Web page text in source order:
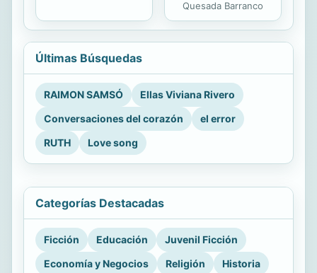
Juan Alejandro
Martínez Navarro
pública y
Esther Noemí
Últimas Búsquedas
RAIMON SAMSÓ
Ellas Viviana Rivero
Conversaciones del corazón
el error
RUTH
Love song
Categorías Destacadas